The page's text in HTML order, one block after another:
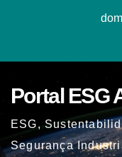
Portal ESG
ESG,
Segurança